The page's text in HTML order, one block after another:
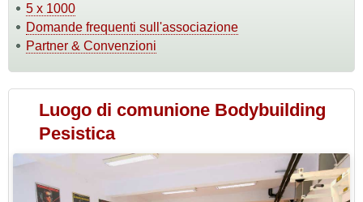
5 x 1000
Domande frequenti sull'associazione
Partner & Convenzioni
Luogo di comunione Bodybuilding
Pesistica